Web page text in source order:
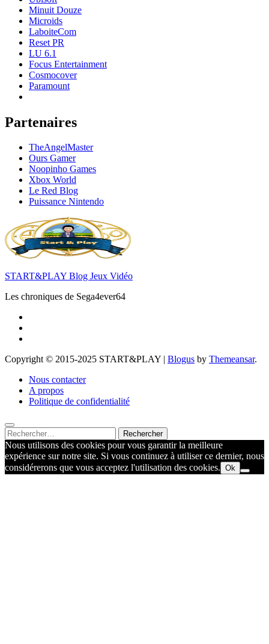
Minuit Douze
Microids
LaboiteCom
Reset PR
LU 6.1
Focus Entertainment
Cosmocover
Paramount
Partenaires
TheAngelMaster
Ours Gamer
Noopinho Games
Xbox World
Le Red Blog
Puissance Nintendo
START&PLAY Blog Jeux Vidéo
Les chroniques de Sega4ever64
Copyright © 2015-2025 START&PLAY | Blogus by Themeansar.
Nous contacter
A propos
Politique de confidentialité
Rechercher :
Nous utilisons des cookies pour vous garantir la meilleure
expérience sur notre site. Si vous continuez à utiliser ce dernier, nous
considérerons que vous acceptez l'utilisation des cookies. Ok